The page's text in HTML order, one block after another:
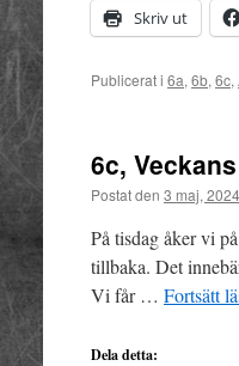
Skriv ut
Publicerat i 6a, 6b, 6c,
6c,
Postat den 3 maj, 2024
På tisdag åker vi
tillbaka. Det
Vi får … Fortsätt
Dela detta: